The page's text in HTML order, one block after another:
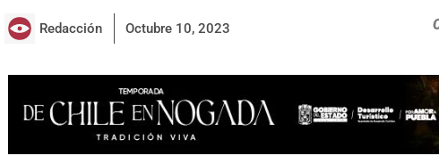
Redacción Octubre 10, 2023